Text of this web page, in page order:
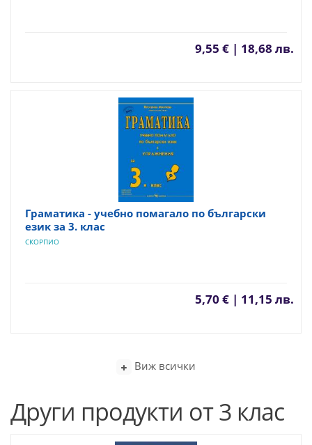
9,55 € | 18,68 лв.
Граматика - учебно помагало по български
език за 3. клас
СКОРПИО
5,70 € | 11,15 лв.
Виж всички
Други продукти от 3 клас